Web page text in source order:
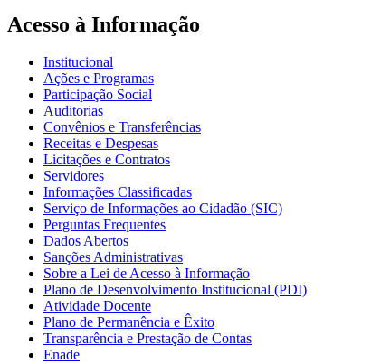
Acesso à Informação
Institucional
Ações e Programas
Participação Social
Auditorias
Convênios e Transferências
Receitas e Despesas
Licitações e Contratos
Servidores
Informações Classificadas
Serviço de Informações ao Cidadão (SIC)
Perguntas Frequentes
Dados Abertos
Sanções Administrativas
Sobre a Lei de Acesso à Informação
Plano de Desenvolvimento Institucional (PDI)
Atividade Docente
Plano de Permanência e Êxito
Transparência e Prestação de Contas
Enade